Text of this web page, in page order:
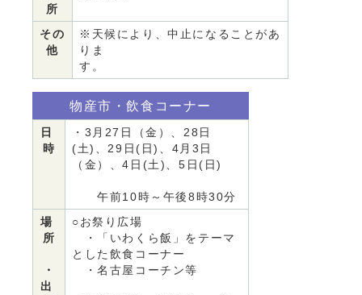
所
その
他
※天候により、中止になることがあ
りま
す。
物産市・飲食コーナー
日
時
・3月27日（金）、28日
(土)、29日(日)、4月3日
（金）、4日(土)、5日(日)
午前10時～午後8時30分
場
所
・
出
○お祭り広場
・「いわくら飯」をテーマ
とした飲食コーナー
・名古屋コーチン等